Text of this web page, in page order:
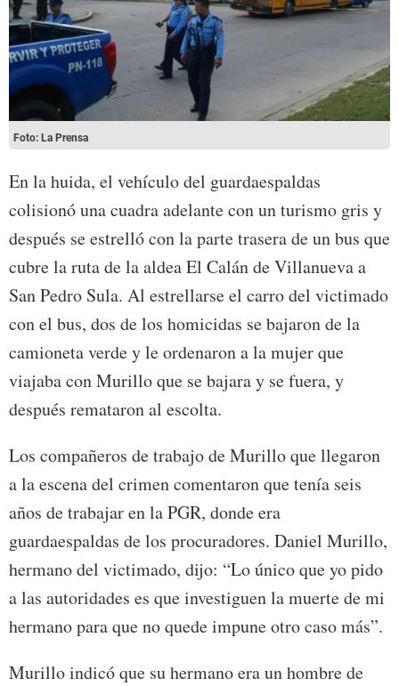
Foto: La Prensa
En la huida, el vehículo del guardaespaldas
colisionó una cuadra adelante con un turismo gris y
después se estrelló con la parte trasera de un bus que
cubre la ruta de la aldea El Calán de Villanueva a
San Pedro Sula. Al estrellarse el carro del victimado
con el bus, dos de los homicidas se bajaron de la
camioneta verde y le ordenaron a la mujer que
viajaba con Murillo que se bajara y se fuera, y
después remataron al escolta.
Los compañeros de trabajo de Murillo que llegaron
a la escena del crimen comentaron que tenía seis
años de trabajar en la PGR, donde era
guardaespaldas de los procuradores. Daniel Murillo,
hermano del victimado, dijo: “Lo único que yo pido
a las autoridades es que investiguen la muerte de mi
hermano para que no quede impune otro caso más”.
Murillo indicó que su hermano era un hombre de